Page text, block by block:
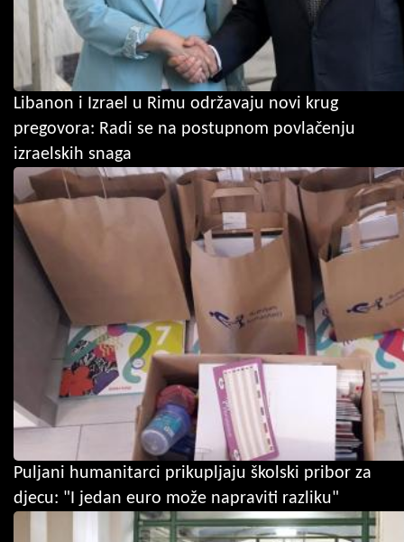
Libanon i Izrael u Rimu održavaju novi krug
pregovora: Radi se na postupnom povlačenju
izraelskih snaga
Puljani humanitarci prikupljaju školski pribor za
djecu: "I jedan euro može napraviti razliku"